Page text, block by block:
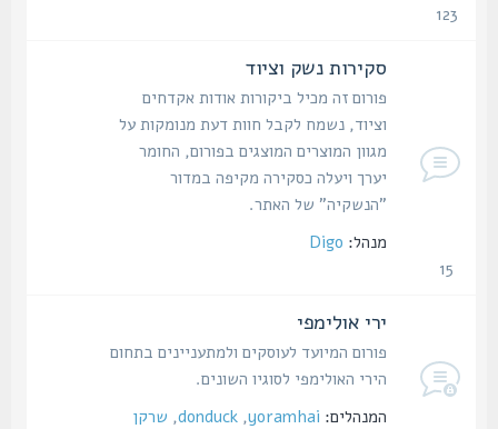
סקירות נשק וציוד
פורום זה מכיל ביקורות אודות אקדחים
וציוד, נשמח לקבל חוות דעת מנומקות על
מגוון המוצרים המוצגים בפורום, החומר
יערך ויעלה כסקירה מקיפה במדור
"הנשקיה" של האתר.
מנהל: Digo
ירי אולימפי
פורום המיועד לעוסקים ולמתעניינים בתחום
הירי האולימפי לסוגיו השונים.
המנהלים: yoramhai
,
donduck
,שרקן